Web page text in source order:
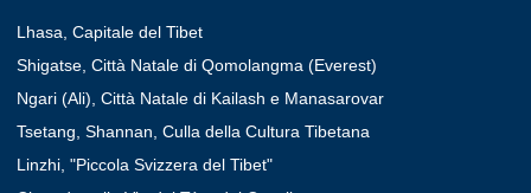
Lhasa, Capitale del Tibet
Shigatse, Città Natale di Qomolangma (Everest)
Ngari (Ali), Città Natale di Kailash e Manasarovar
Tsetang, Shannan, Culla della Cultura Tibetana
Linzhi, "Piccola Svizzera del Tibet"